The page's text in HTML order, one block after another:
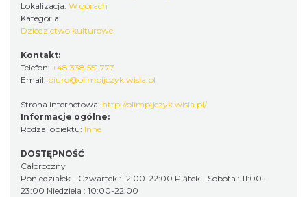
Lokalizacja: W górach
Kategoria:
Dziedzictwo kulturowe
Kontakt:
Telefon: +48 338 551 777
Email: biuro@olimpijczyk.wisla.pl
Strona internetowa: http://olimpijczyk.wisla.pl/
Informacje ogólne:
Rodzaj obiektu: Inne
DOSTĘPNOŚĆ
Całoroczny
Poniedziałek - Czwartek : 12:00-22:00 Piątek - Sobota : 11:00-
23:00 Niedziela : 10:00-22:00